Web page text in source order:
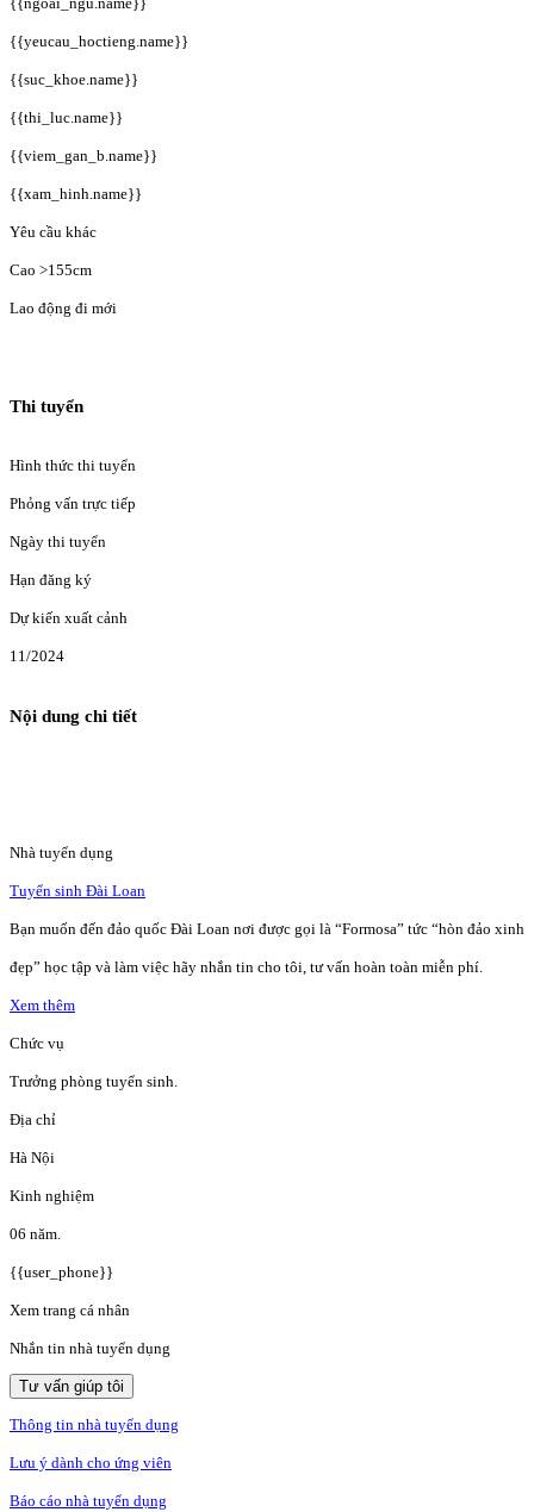
{{yeucau_hoctieng.name}}
{{suc_khoe.name}}
{{thi_luc.name}}
{{viem_gan_b.name}}
{{xam_hinh.name}}
Yêu cầu khác
Cao >155cm
Lao động đi mới
Thi tuyển
Hình thức thi tuyển
Phỏng vấn trực tiếp
Ngày thi tuyển
Hạn đăng ký
Dự kiến xuất cảnh
11/2024
Nội dung chi tiết
Nhà tuyển dụng
Tuyển sinh Đài Loan
Bạn muốn đến đảo quốc Đài Loan nơi được gọi là “Formosa” tức “hòn đảo xinh
đẹp” học tập và làm việc hãy nhắn tin cho tôi, tư vấn hoàn toàn miễn phí.
Xem thêm
Chức vụ
Trưởng phòng tuyển sinh.
Địa chỉ
Hà Nội
Kinh nghiệm
06 năm.
{{user_phone}}
Xem trang cá nhân
Nhắn tin nhà tuyển dụng
Tư vấn giúp tôi
Thông tin nhà tuyển dụng
Lưu ý dành cho ứng viên
Báo cáo nhà tuyển dụng